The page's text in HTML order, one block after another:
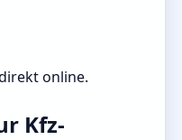
online.
Kfz-